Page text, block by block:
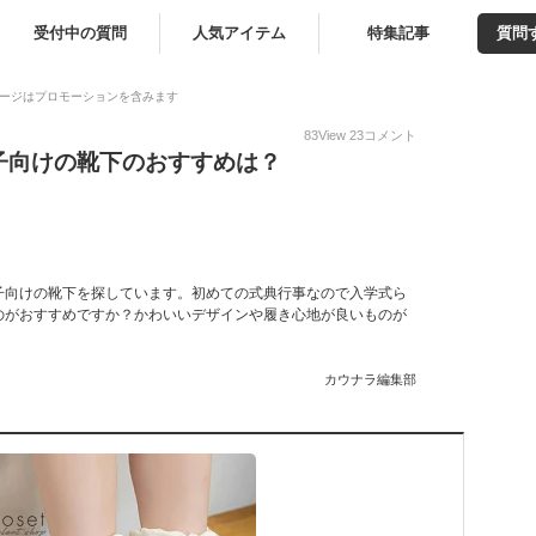
受付中の質問 人気アイテム 特集記事 質問
ジはプロモーションを含みます
83View 23コメント
けの靴下のおすすめは？
けの靴下を探しています。初めての式典行事なので入学式ら
おすすめですか？かわいいデザインや履き心地が良いものが
カウナラ編集部